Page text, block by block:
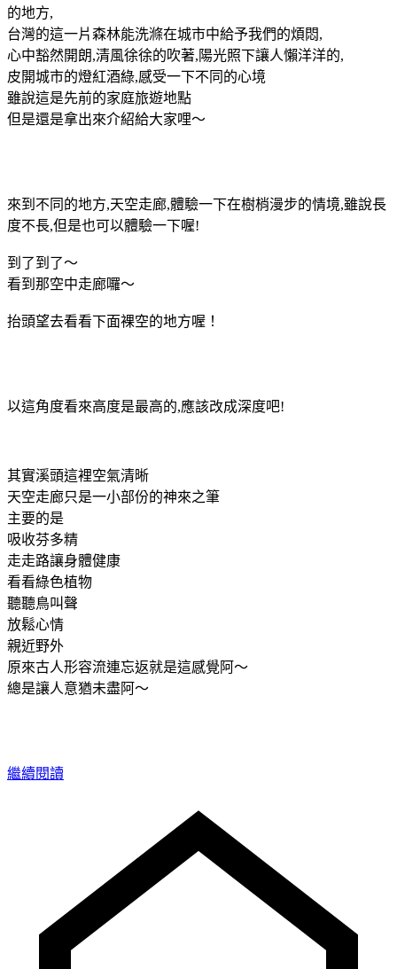
的地方,
台灣的這一片森林能洗滌在城市中給予我們的煩悶,
心中豁然開朗,清風徐徐的吹著,陽光照下讓人懶洋洋的,
皮開城市的燈紅酒綠,感受一下不同的心境
雖說這是先前的家庭旅遊地點
但是還是拿出來介紹給大家哩～
來到不同的地方,天空走廊,體驗一下在樹梢漫步的情境,雖說長
度不長,但是也可以體驗一下喔!
到了到了～
看到那空中走廊囉～
抬頭望去看看下面裸空的地方喔！
以這角度看來高度是最高的,應該改成深度吧!
其實溪頭這裡空氣清晰
天空走廊只是一小部份的神來之筆
主要的是
吸收芬多精
走走路讓身體健康
看看綠色植物
聽聽鳥叫聲
放鬆心情
親近野外
原來古人形容流連忘返就是這感覺阿～
總是讓人意猶未盡阿～
繼續閱讀